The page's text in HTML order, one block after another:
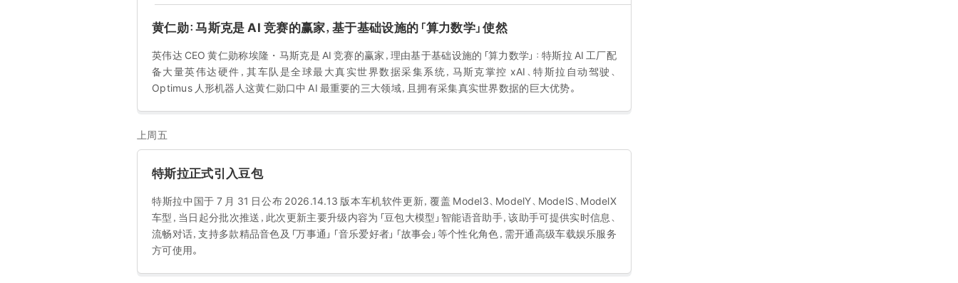
黄仁勋：马斯克是 AI 竞赛的赢家，基于基础设施的「算力数学」使然
英伟达 CEO 黄仁勋称埃隆・马斯克是 AI 竞赛的赢家，理由基于基础设施的「算力数学」：特斯拉 AI 工厂配
备大量英伟达硬件，其车队是全球最大真实世界数据采集系统，马斯克掌控 xAI、特斯拉自动驾驶、
Optimus 人形机器人这黄仁勋口中 AI 最重要的三大领域，且拥有采集真实世界数据的巨大优势。
上周五
特斯拉正式引入豆包
特斯拉中国于 7 月 31 日公布 2026.14.13 版本车机软件更新，覆盖 Model3、ModelY、ModelS、ModelX
车型，当日起分批次推送，此次更新主要升级内容为「豆包大模型」智能语音助手，该助手可提供实时信息、
流畅对话，支持多款精品音色及「万事通」「音乐爱好者」「故事会」等个性化角色，需开通高级车载娱乐服务
方可使用。